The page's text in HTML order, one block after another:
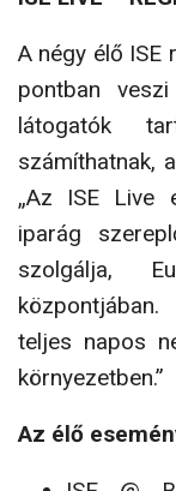
A négy élő ISE
pontban
látogatók
számíthatnak,
„Az ISE Live
iparág
szolgálja,
teljes napos
környezetben.”
Az élő